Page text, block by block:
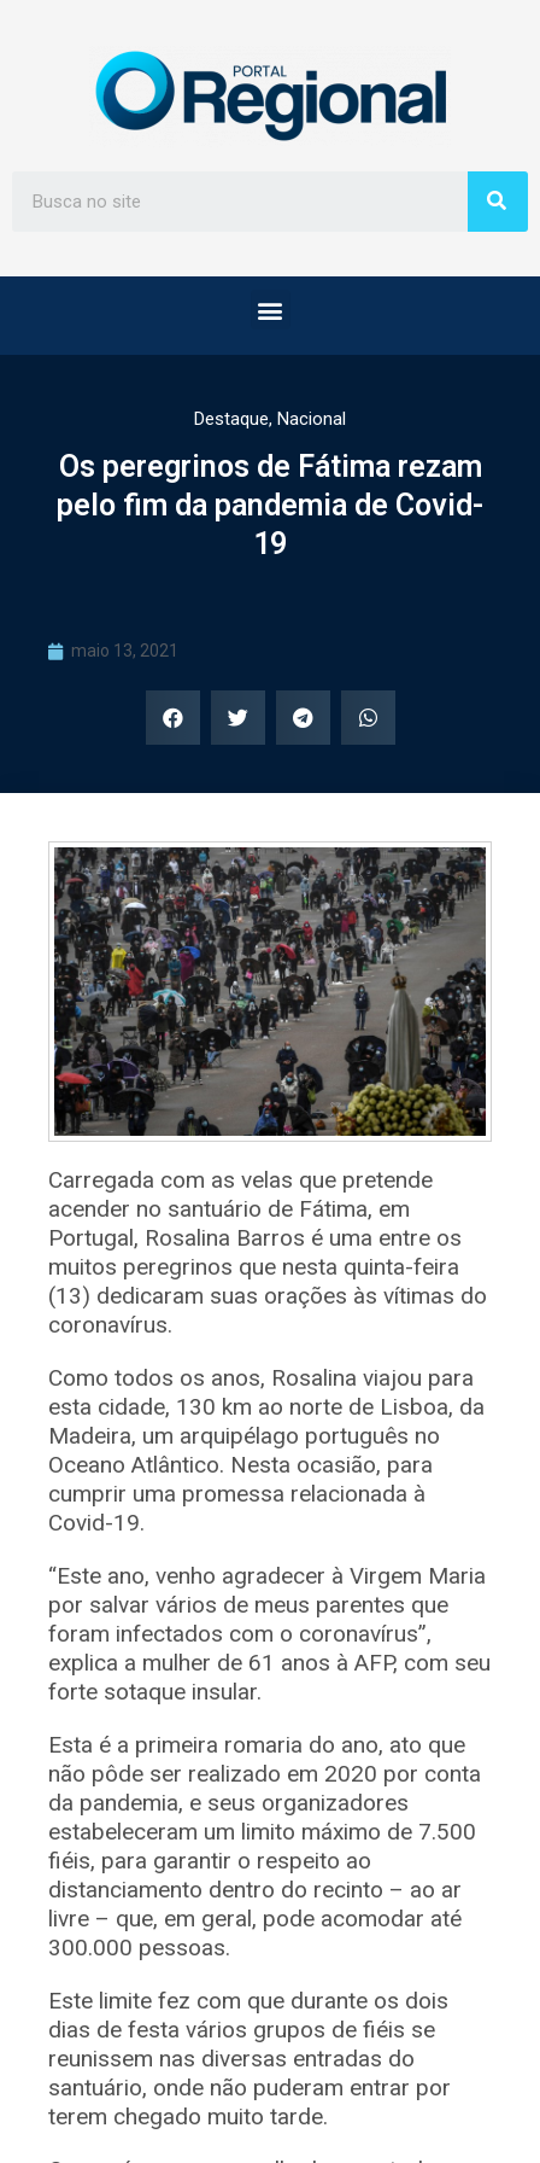
Destaque, Nacional
Os peregrinos de Fátima rezam
pelo fim da pandemia de Covid-
19
maio 13, 2021
Carregada com as velas que pretende
acender no santuário de Fátima, em
Portugal, Rosalina Barros é uma entre os
muitos peregrinos que nesta quinta-feira
(13) dedicaram suas orações às vítimas do
coronavírus.
Como todos os anos, Rosalina viajou para
esta cidade, 130 km ao norte de Lisboa, da
Madeira, um arquipélago português no
Oceano Atlântico. Nesta ocasião, para
cumprir uma promessa relacionada à
Covid-19.
“Este ano, venho agradecer à Virgem Maria
por salvar vários de meus parentes que
foram infectados com o coronavírus”,
explica a mulher de 61 anos à AFP, com seu
forte sotaque insular.
Esta é a primeira romaria do ano, ato que
não pôde ser realizado em 2020 por conta
da pandemia, e seus organizadores
estabeleceram um limito máximo de 7.500
fiéis, para garantir o respeito ao
distanciamento dentro do recinto – ao ar
livre – que, em geral, pode acomodar até
300.000 pessoas.
Este limite fez com que durante os dois
dias de festa vários grupos de fiéis se
reunissem nas diversas entradas do
santuário, onde não puderam entrar por
terem chegado muito tarde.